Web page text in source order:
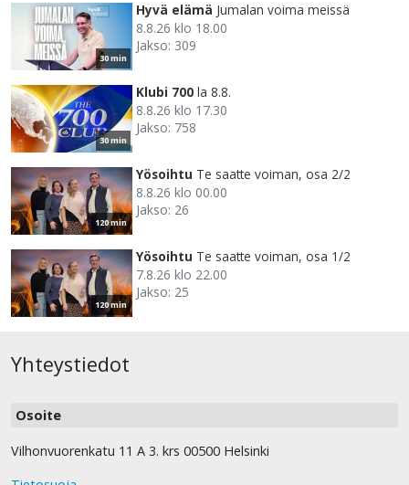
30 min
Hyvä elämä Jumalan voima meissä
8.8.26 klo 18.00
Jakso: 309
30 min
Klubi 700 la 8.8.
8.8.26 klo 17.30
Jakso: 758
120 min
Yösoihtu Te saatte voiman, osa 2/2
8.8.26 klo 00.00
Jakso: 26
120 min
Yösoihtu Te saatte voiman, osa 1/2
7.8.26 klo 22.00
Jakso: 25
Yhteystiedot
Osoite
Vilhonvuorenkatu 11 A 3. krs 00500 Helsinki